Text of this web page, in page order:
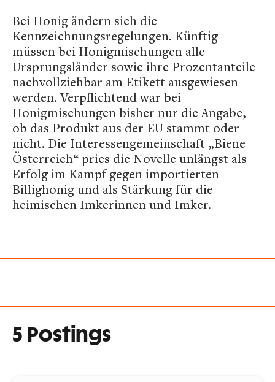
Bei Honig ändern sich die
Kennzeichnungsregelungen. Künftig
müssen bei Honigmischungen alle
Ursprungsländer sowie ihre Prozentanteile
nachvollziehbar am Etikett ausgewiesen
werden. Verpflichtend war bei
Honigmischungen bisher nur die Angabe,
ob das Produkt aus der EU stammt oder
nicht. Die Interessengemeinschaft „Biene
Österreich“ pries die Novelle unlängst als
Erfolg im Kampf gegen importierten
Billighonig und als Stärkung für die
heimischen Imkerinnen und Imker.
5 Postings